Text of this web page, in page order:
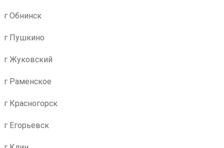
г Обнинск
г Пушкино
г Жуковский
г Раменское
г Красногорск
г Егорьевск